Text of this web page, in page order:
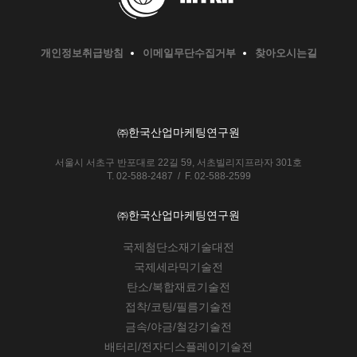
개인정보취급방침 이메일무단수집거부 찾아오시는길
㈜한국산업마케팅연구원
서울시 서초구 반포대로 22길 59, 서초빌리지프라자 301호
T. 02-588-2487 / F. 02-588-2599
㈜한국산업마케팅연구원
국제첨단소재기술대전
국제세라믹기술전
탄소/복합재료기술전
접착/코팅/필름기술전
금속/야금/철강기술전
배터리/전자디스플레이기술전